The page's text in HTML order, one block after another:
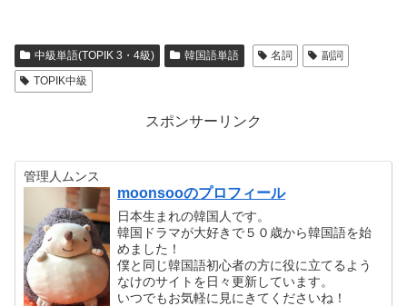
中級単語(TOPIK 3・4級) 韓国語単語 名詞
副詞
TOPIK中級
スポンサーリンク
管理人ムンス
moonsooのプロフィール
日本生まれの韓国人です。
韓国ドラマが大好きで５０歳から韓国語を始
めました！
僕と同じ韓国語初心者の方に役に立てるよう
なけのサイトを日々更新しています。
いつでもお気軽に見にきてくださいね！